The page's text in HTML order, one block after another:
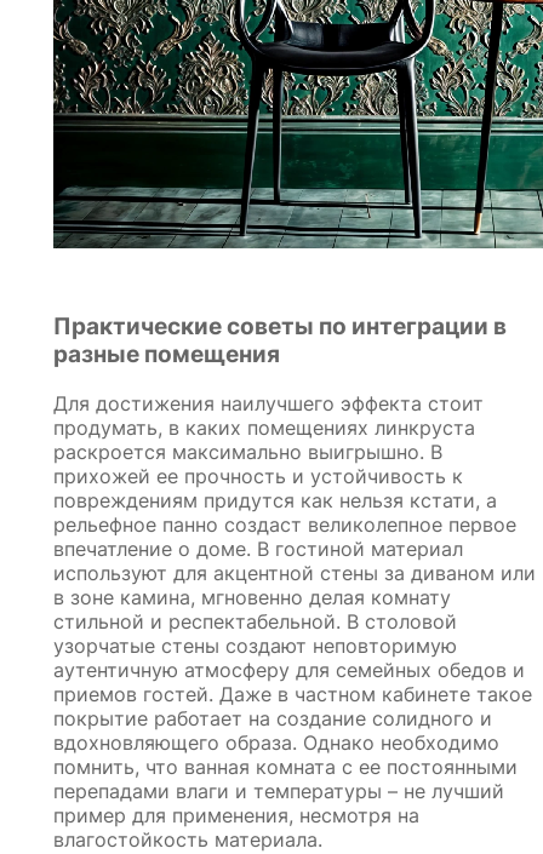
Практические советы по интеграции в
разные помещения
Для достижения наилучшего эффекта стоит
продумать, в каких помещениях линкруста
раскроется максимально выигрышно. В
прихожей ее прочность и устойчивость к
повреждениям придутся как нельзя кстати, а
рельефное панно создаст великолепное первое
впечатление о доме. В гостиной материал
используют для акцентной стены за диваном или
в зоне камина, мгновенно делая комнату
стильной и респектабельной. В столовой
узорчатые стены создают неповторимую
аутентичную атмосферу для семейных обедов и
приемов гостей. Даже в частном кабинете такое
покрытие работает на создание солидного и
вдохновляющего образа. Однако необходимо
помнить, что ванная комната с ее постоянными
перепадами влаги и температуры – не лучший
пример для применения, несмотря на
влагостойкость материала.